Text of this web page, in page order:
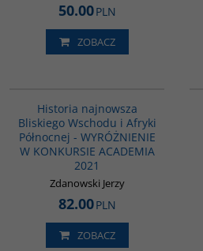
50.00PLN
ZOBACZ
Historia najnowsza
Bliskiego Wschodu i Afryki
Północnej - WYRÓŻNIENIE
W KONKURSIE ACADEMIA
2021
Zdanowski Jerzy
82.00PLN
ZOBACZ